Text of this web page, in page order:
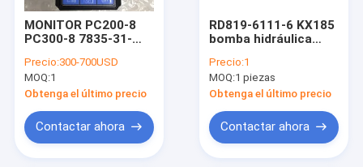
MONITOR PC200-8
PC300-8 7835-31-
Precio:300-700USD
MOQ:1
Obtenga el último precio
Contactar ahora
RD819-6111-6 KX185
bomba hidráulica
KUBOTA
Precio:1
MOQ:1 piezas
Obtenga el último precio
Contactar ahora